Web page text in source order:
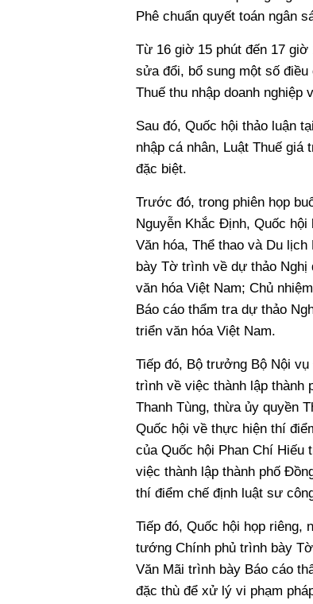
Phê chuẩn quyết toán ngân
Từ 16 giờ 15 phút đến 17
sửa đổi, bổ sung một số điều
Thuế thu nhập doanh nghiệp
Sau đó, Quốc hội thảo luận
nhập cá nhân, Luật Thuế giá
đặc biệt.
Trước đó, trong phiên họp
Nguyễn Khắc Định, Quốc
Văn hóa, Thể thao và Du
bày Tờ trình về dự thảo
văn hóa Việt Nam; Chủ
Báo cáo thẩm tra dự thảo
triển văn hóa Việt Nam.
Tiếp đó, Bộ trưởng Bộ Nội
trình về việc thành lập thành
Thanh Tùng, thừa ủy quyền
Quốc hội về thực hiện thí
của Quốc hội Phan Chí Hiếu
việc thành lập thành phố
thí điểm chế định luật sư
Tiếp đó, Quốc hội họp riêng,
tướng Chính phủ trình bày
Văn Mãi trình bày Báo cáo
đặc thù để xử lý vi phạm